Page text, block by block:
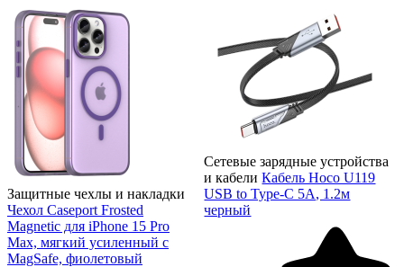
Защитные чехлы и накладки
Чехол Caseport Frosted
Magnetic для iPhone 15 Pro
Max, мягкий усиленный с
MagSafe, фиолетовый
Сетевые зарядные устройства
и кабели Кабель Hoco U119
USB to Type-C 5A, 1.2м
черный